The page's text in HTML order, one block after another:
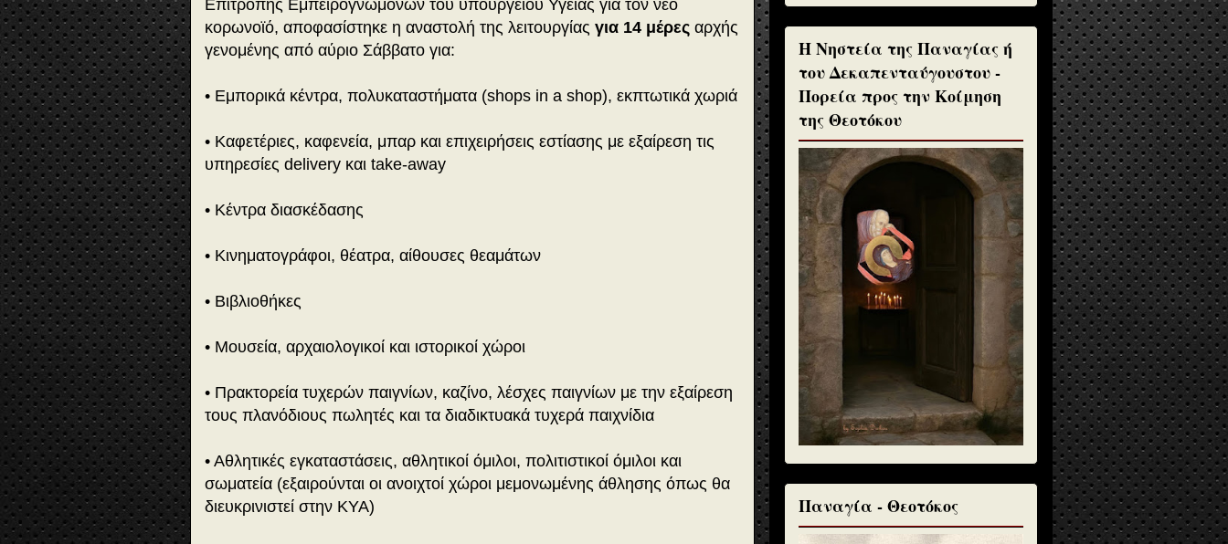
Επιτροπής Εμπειρογνωμόνων του υπουργείου Υγείας για τον νέο
κορωνοϊό, αποφασίστηκε η αναστολή της λειτουργίας για 14 μέρες αρχής
γενομένης από αύριο Σάββατο για:
• Εμπορικά κέντρα, πολυκαταστήματα (shops in a shop), εκπτωτικά χωριά
• Καφετέριες, καφενεία, μπαρ και επιχειρήσεις εστίασης με εξαίρεση τις
υπηρεσίες delivery και take-away
• Κέντρα διασκέδασης
• Κινηματογράφοι, θέατρα, αίθουσες θεαμάτων
• Βιβλιοθήκες
• Μουσεία, αρχαιολογικοί και ιστορικοί χώροι
• Πρακτορεία τυχερών παιγνίων, καζίνο, λέσχες παιγνίων με την εξαίρεση
τους πλανόδιους πωλητές και τα διαδικτυακά τυχερά παιχνίδια
• Αθλητικές εγκαταστάσεις, αθλητικοί όμιλοι, πολιτιστικοί όμιλοι και
σωματεία (εξαιρούνται οι ανοιχτοί χώροι μεμονωμένης άθλησης όπως θα
διευκρινιστεί στην ΚΥΑ)
H Νηστεία της Παναγίας ή
του Δεκαπενταύγουστου -
Πορεία προς την Κοίμηση
της Θεοτόκου
Παναγία - Θεοτόκος